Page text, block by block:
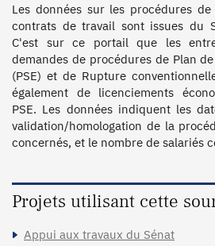
Les données sur les procédures
contrats de travail sont issues du
C'est sur ce portail que les
demandes de procédures de Plan
(PSE) et de Rupture
également de licenciements
PSE. Les données indiquent les
validation/homologation de la
concernés, et le nombre de salariés
Projets utilisant cette
Appui aux travaux du Sénat